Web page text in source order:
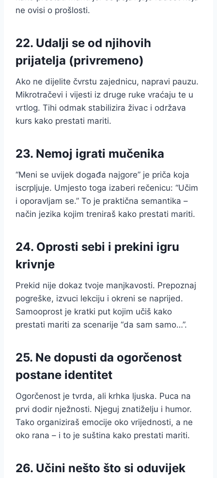
ne ovisi o prošlosti.
22. Udalji se od njihovih
prijatelja (privremeno)
Ako ne dijelite čvrstu zajednicu, napravi pauzu.
Mikrotračevi i vijesti iz druge ruke vraćaju te u
vrtlog. Tihi odmak stabilizira živac i održava
kurs kako prestati mariti.
23. Nemoj igrati mučenika
“Meni se uvijek događa najgore” je priča koja
iscrpljuje. Umjesto toga izaberi rečenicu: “Učim
i oporavljam se.” To je praktična semantika –
način jezika kojim treniraš kako prestati mariti.
24. Oprosti sebi i prekini igru
krivnje
Prekid nije dokaz tvoje manjkavosti. Prepoznaj
pogreške, izvuci lekciju i okreni se naprijed.
Samooprost je kratki put kojim učiš kako
prestati mariti za scenarije “da sam samo…”.
25. Ne dopusti da ogorčenost
postane identitet
Ogorčenost je tvrda, ali krhka ljuska. Puca na
prvi dodir nježnosti. Njeguj znatiželju i humor.
Tako organiziraš emocije oko vrijednosti, a ne
oko rana – i to je suština kako prestati mariti.
26. Učini nešto što si oduvijek